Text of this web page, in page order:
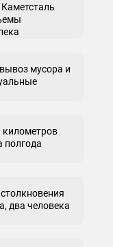
мусора и
полгода
два человека